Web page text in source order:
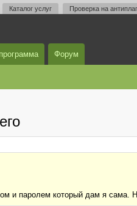
Каталог услуг Проверка на
Форум
и паролем который дам я сама.